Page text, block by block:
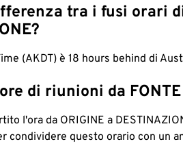
tra i fusi orari
(AKDT) è 18 hours behind di
di riunioni da FONTE
l'ora da ORIGINE a
condividere questo orario con un